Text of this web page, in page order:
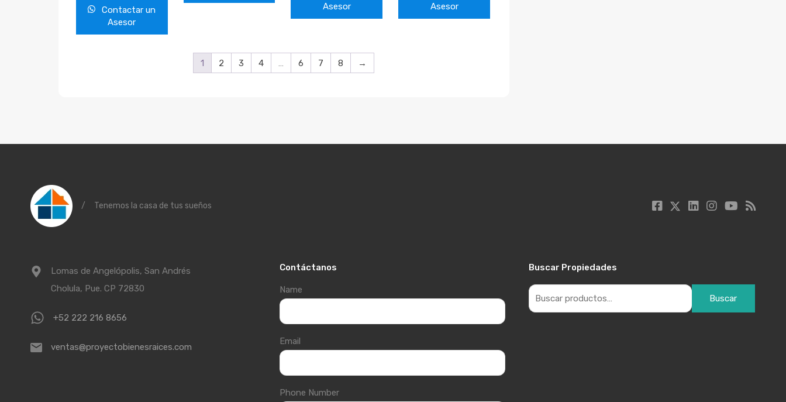
Contactar un
Asesor
Asesor
Asesor
1 2 3 4 6 7 8 →
/ Tenemos la casa de tus sueños
Lomas de Angelópolis, San Andrés
Cholula, Pue. CP 72830
+52 222 216 8656
ventas@proyectobienesraices.com
Contáctanos
Name
Email
Phone Number
Buscar Propiedades
Buscar